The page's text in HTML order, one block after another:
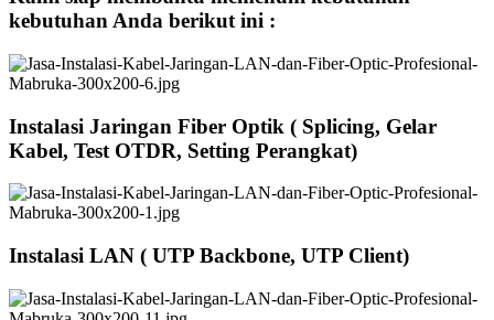
kebutuhan Anda berikut ini :
Instalasi Jaringan Fiber Optik ( Splicing, Gelar
Kabel, Test OTDR, Setting Perangkat)
Instalasi LAN ( UTP Backbone, UTP Client)